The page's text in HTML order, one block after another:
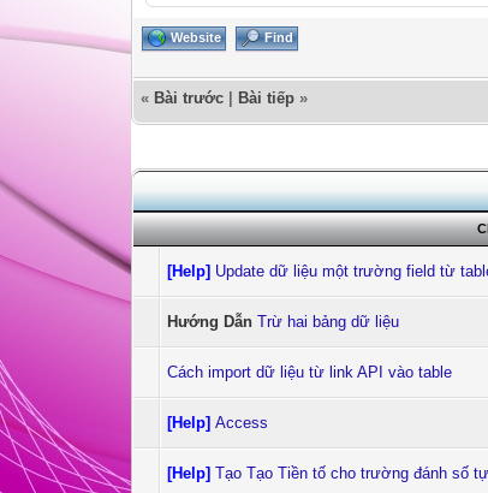
Website Find
« Bài trước Bài tiếp »
[Help] Update dữ liệu một trường field từ
Hướng Dẫn Trừ hai bảng dữ liệu
Cách import dữ liệu từ link API vào table
[Help] Access
[Help] Tạo Tạo Tiền tố cho trường đánh số